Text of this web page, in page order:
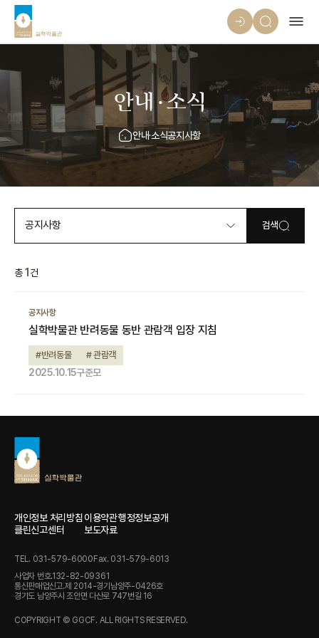
안내·소식
안내·소식공지사항
공지사항 검색
총 1건
공지사항
실학박물관 반려동물 동반 관람객 입장 지침
#반려동물 # 관람객
2025.10.15구준모
개인정보 처리방침 이용약관행정정보공개
클린신고센터
보도자료
TEL. 031-579-6000Fax. 031-579-6013
사업자 번호.132-82-09361
통신판매업신고.제 2014-경기남양주-0426호
경기도 남양주시 조안면 다산로 747번길 16
COPYRIGHT © GGCF. ALL RIGHTS RESERVED.